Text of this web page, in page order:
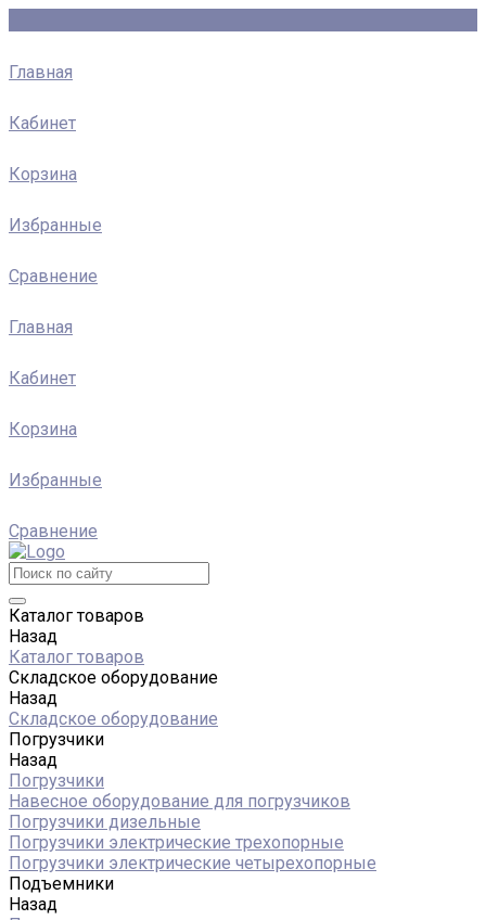
Главная
Кабинет
Корзина
Избранные
Сравнение
Главная
Кабинет
Корзина
Избранные
Сравнение
Каталог товаров
Назад
Каталог товаров
Складское оборудование
Назад
Складское оборудование
Погрузчики
Назад
Погрузчики
Навесное оборудование для погрузчиков
Погрузчики дизельные
Погрузчики электрические трехопорные
Погрузчики электрические четырехопорные
Подъемники
Назад